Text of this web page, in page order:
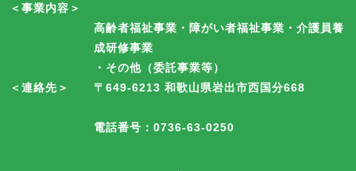
＜事業内容＞
高齢者福祉事業・障がい者福祉事業・介護員養
成研修事業
・その他（委託事業等）
＜連絡先＞
〒649-6213 和歌山県岩出市西国分668
電話番号：0736-63-0250